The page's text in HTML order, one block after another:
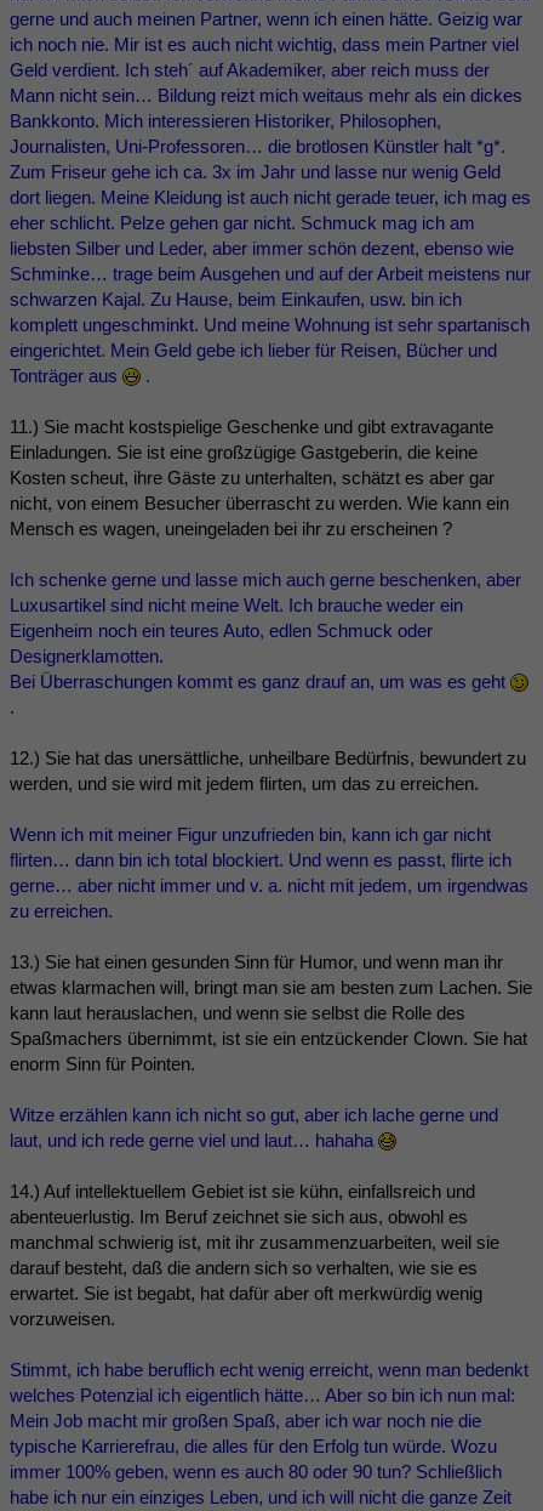
gerne und auch meinen Partner, wenn ich einen hätte. Geizig war
ich noch nie. Mir ist es auch nicht wichtig, dass mein Partner viel
Geld verdient. Ich steh´ auf Akademiker, aber reich muss der
Mann nicht sein… Bildung reizt mich weitaus mehr als ein dickes
Bankkonto. Mich interessieren Historiker, Philosophen,
Journalisten, Uni-Professoren… die brotlosen Künstler halt *g*.
Zum Friseur gehe ich ca. 3x im Jahr und lasse nur wenig Geld
dort liegen. Meine Kleidung ist auch nicht gerade teuer, ich mag es
eher schlicht. Pelze gehen gar nicht. Schmuck mag ich am
liebsten Silber und Leder, aber immer schön dezent, ebenso wie
Schminke… trage beim Ausgehen und auf der Arbeit meistens nur
schwarzen Kajal. Zu Hause, beim Einkaufen, usw. bin ich
komplett ungeschminkt. Und meine Wohnung ist sehr spartanisch
eingerichtet. Mein Geld gebe ich lieber für Reisen, Bücher und
Tonträger aus
.
11.) Sie macht kostspielige Geschenke und gibt extravagante
Einladungen. Sie ist eine großzügige Gastgeberin, die keine
Kosten scheut, ihre Gäste zu unterhalten, schätzt es aber gar
nicht, von einem Besucher überrascht zu werden. Wie kann ein
Mensch es wagen, uneingeladen bei ihr zu erscheinen ?
Ich schenke gerne und lasse mich auch gerne beschenken, aber
Luxusartikel sind nicht meine Welt. Ich brauche weder ein
Eigenheim noch ein teures Auto, edlen Schmuck oder
Designerklamotten.
Bei Überraschungen kommt es ganz drauf an, um was es geht
.
12.) Sie hat das unersättliche, unheilbare Bedürfnis, bewundert zu
werden, und sie wird mit jedem flirten, um das zu erreichen.
Wenn ich mit meiner Figur unzufrieden bin, kann ich gar nicht
flirten… dann bin ich total blockiert. Und wenn es passt, flirte ich
gerne… aber nicht immer und v. a. nicht mit jedem, um irgendwas
zu erreichen.
13.) Sie hat einen gesunden Sinn für Humor, und wenn man ihr
etwas klarmachen will, bringt man sie am besten zum Lachen. Sie
kann laut herauslachen, und wenn sie selbst die Rolle des
Spaßmachers übernimmt, ist sie ein entzückender Clown. Sie hat
enorm Sinn für Pointen.
Witze erzählen kann ich nicht so gut, aber ich lache gerne und
laut, und ich rede gerne viel und laut… hahaha
14.) Auf intellektuellem Gebiet ist sie kühn, einfallsreich und
abenteuerlustig. Im Beruf zeichnet sie sich aus, obwohl es
manchmal schwierig ist, mit ihr zusammenzuarbeiten, weil sie
darauf besteht, daß die andern sich so verhalten, wie sie es
erwartet. Sie ist begabt, hat dafür aber oft merkwürdig wenig
vorzuweisen.
Stimmt, ich habe beruflich echt wenig erreicht, wenn man bedenkt
welches Potenzial ich eigentlich hätte… Aber so bin ich nun mal:
Mein Job macht mir großen Spaß, aber ich war noch nie die
typische Karrierefrau, die alles für den Erfolg tun würde. Wozu
immer 100% geben, wenn es auch 80 oder 90 tun? Schließlich
habe ich nur ein einziges Leben, und ich will nicht die ganze Zeit